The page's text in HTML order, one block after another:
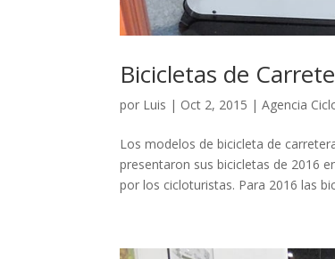
Bicicletas de
por Luis | Oct 2, 2015 |Agencia
Los modelos de bicicleta de
presentaron sus bicicletas de 2016
por los cicloturistas. Para 2016 las